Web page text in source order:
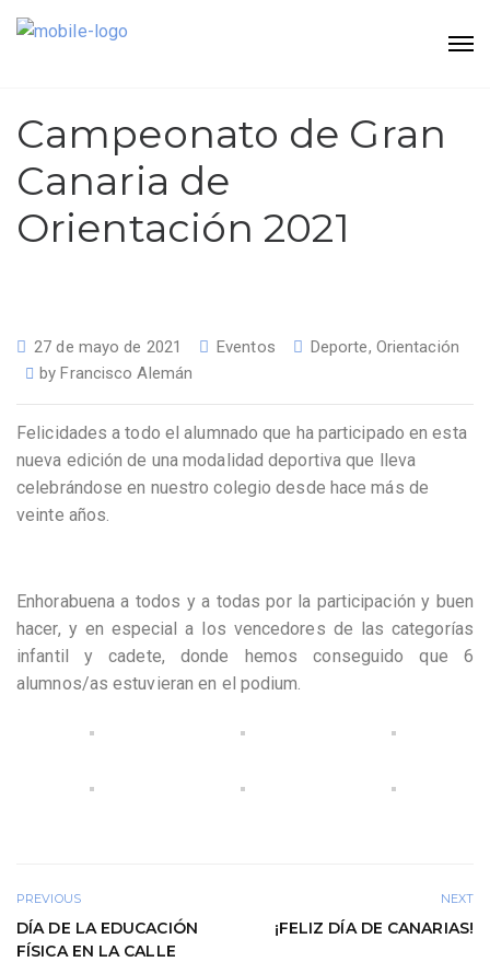
Campeonato de Gran
Canaria de
Orientación 2021
27 de mayo de 2021 Eventos Deporte, Orientación
byFrancisco Alemán
Felicidades a todo el alumnado que ha participado en esta
nueva edición de una modalidad deportiva que lleva
celebrándose en nuestro colegio desde hace más de
veinte años.
Enhorabuena a todos y a todas por la participación y buen
hacer, y en especial a los vencedores de las categorías
infantil y cadete, donde hemos conseguido que 6
alumnos/as estuvieran en el podium.
PREVIOUS
DÍA DE LA EDUCACIÓN
FÍSICA EN LA CALLE
NEXT
¡FELIZ DÍA DE CANARIAS!